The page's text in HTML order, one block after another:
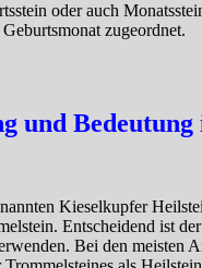
oder auch
zugeordnet.
und
Kieselkupfer
Entscheidend ist
Bei den meisten